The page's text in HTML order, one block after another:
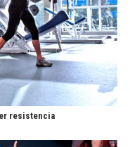
resistencia